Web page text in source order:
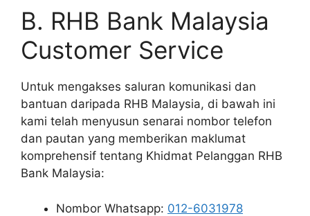
B. RHB Bank Malaysia
Customer Service
Untuk mengakses saluran komunikasi dan
bantuan daripada RHB Malaysia, di bawah ini
kami telah menyusun senarai nombor telefon
dan pautan yang memberikan maklumat
komprehensif tentang Khidmat Pelanggan RHB
Bank Malaysia:
Nombor Whatsapp: 012-6031978